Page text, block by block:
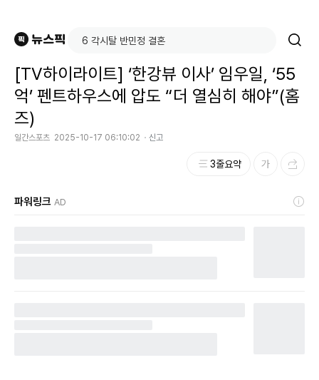
[TV하이라이트] ‘한강뷰 이사’ 임우일, ‘55
억’ 펜트하우스에 압도 “더 열심히 해야”(홈
즈)
일간스포츠 2025-10-17 06:10:02 신고
3줄요약
파워링크 AD